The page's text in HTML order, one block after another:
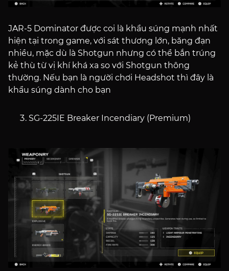
JAR-5 Dominator được coi là khẩu súng mạnh nhất
hiện tại trong game, với sát thương lớn, băng đạn
nhiều, mặc dù là Shotgun nhưng có thể bắn trúng
kẻ thù từ vị khí khá xa so với Shotgun thông
thường. Nếu bạn là người chơi Headshot thì đây là
khẩu súng dành cho bạn
SG-225IE Breaker Incendiary (Premium)